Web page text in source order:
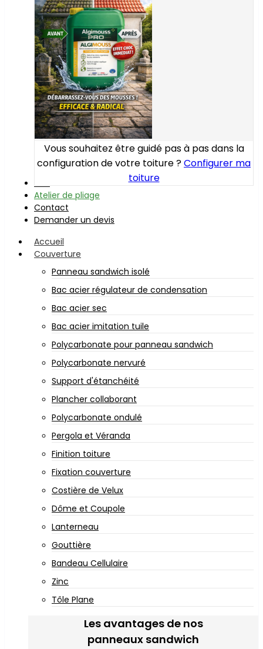
Vous souhaitez être guidé pas à pas dans la
configuration de votre toiture ?Configurer ma
toiture
Atelier de pliage
Contact
Demander un devis
Accueil
Couverture
Panneau sandwich isolé
Bac acier régulateur de condensation
Bac acier sec
Bac acier imitation tuile
Polycarbonate pour panneau sandwich
Polycarbonate nervuré
Support d'étanchéité
Plancher collaborant
Polycarbonate ondulé
Pergola et Véranda
Finition toiture
Fixation couverture
Costière de Velux
Dôme et Coupole
Lanterneau
Gouttière
Bandeau Cellulaire
Zinc
Tôle Plane
Les avantages de nos
panneaux sandwich